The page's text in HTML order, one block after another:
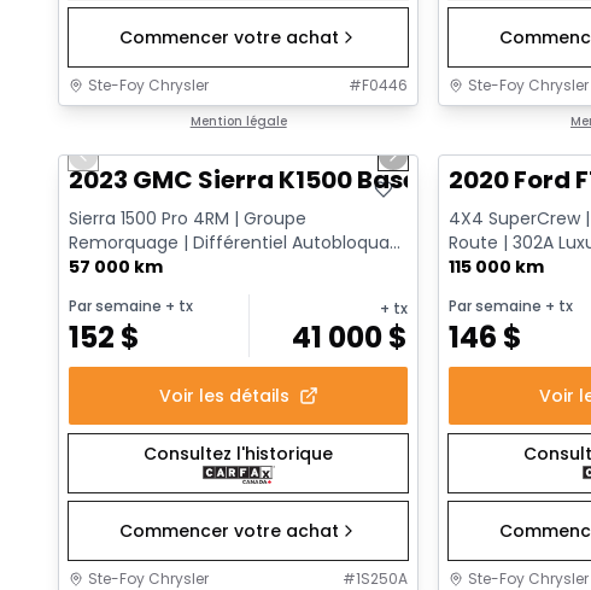
Commencer votre achat
Ste-Foy Chrysler #F0446
Mention légale
Ste-Foy Chrysler
Très bonne offre
Previous slide Next slide
2023 GMC Sierra K1500 Base
Sierra 1500 Pro 4RM | Groupe
Remorquage | Différentiel Autobloquant
| CarPlay Sans Fil | Doublure Va...
57 000 km
Par semaine + tx
152 $
+ tx
41 000$
Voir les détails
Consultez l'historique
Commencer votre achat
Ste-Foy Chrysler #1S250A
Très bonne
2020 Ford
4X4 SuperCrew |
Route | 302A
Remorquage
115 000 km
Par semaine + tx
146 $
Voir
Ste-Foy Chrysler